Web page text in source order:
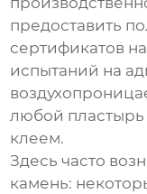
предоставить
сертификатов
испытаний на
любой пластырь
клеем.
Здесь часто
камень: